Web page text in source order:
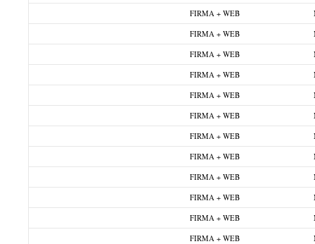
FIRMA + WEB
FIRMA + WEB
FIRMA + WEB
FIRMA + WEB
FIRMA + WEB
FIRMA + WEB
FIRMA + WEB
FIRMA + WEB
FIRMA + WEB
FIRMA + WEB
FIRMA + WEB
FIRMA + WEB